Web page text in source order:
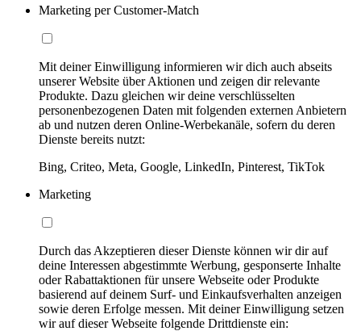
Marketing per Customer-Match
Mit deiner Einwilligung informieren wir dich auch abseits
unserer Website über Aktionen und zeigen dir relevante
Produkte. Dazu gleichen wir deine verschlüsselten
personenbezogenen Daten mit folgenden externen Anbietern
ab und nutzen deren Online-Werbekanäle, sofern du deren
Dienste bereits nutzt:
Bing, Criteo, Meta, Google, LinkedIn, Pinterest, TikTok
Marketing
Durch das Akzeptieren dieser Dienste können wir dir auf
deine Interessen abgestimmte Werbung, gesponserte Inhalte
oder Rabattaktionen für unsere Webseite oder Produkte
basierend auf deinem Surf- und Einkaufsverhalten anzeigen
sowie deren Erfolge messen. Mit deiner Einwilligung setzen
wir auf dieser Webseite folgende Drittdienste ein: